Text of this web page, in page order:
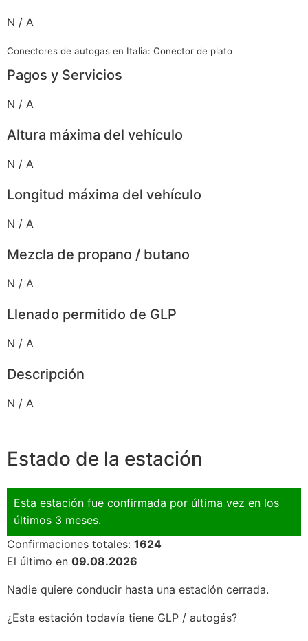
N / A
Conectores de autogas en Italia: Conector de plato
Pagos y Servicios
N / A
Altura máxima del vehículo
N / A
Longitud máxima del vehículo
N / A
Mezcla de propano / butano
N / A
Llenado permitido de GLP
N / A
Descripción
N / A
Estado de la estación
Esta estación fue confirmada por última vez en los
últimos 3 meses.
Confirmaciones totales: 1624
El último en 09.08.2026
Nadie quiere conducir hasta una estación cerrada.
¿Esta estación todavía tiene GLP / autogás?